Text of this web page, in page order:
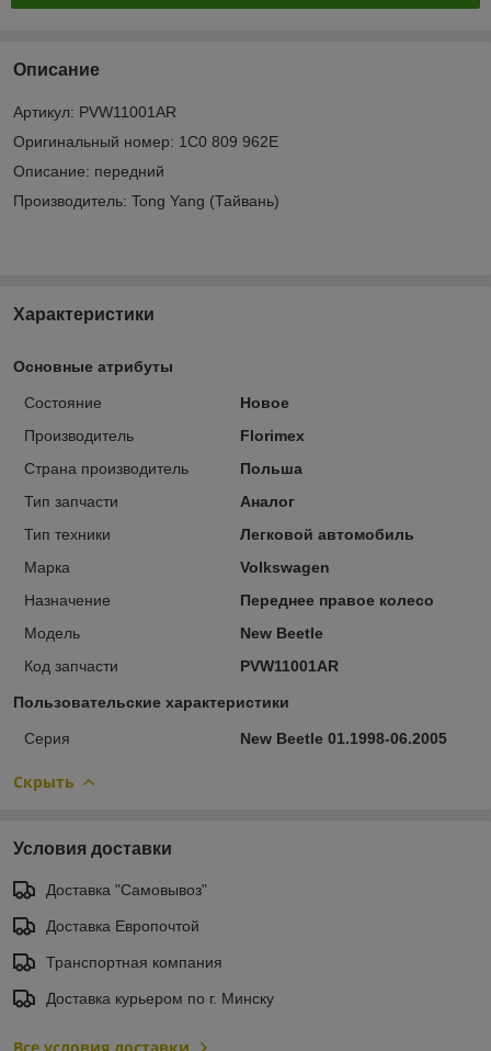
Описание
Артикул: PVW11001AR
Оригинальный номер: 1C0 809 962E
Описание: передний
Производитель: Tong Yang (Тайвань)
Характеристики
Основные атрибуты
Состояние
Новое
Производитель
Florimex
Страна производитель
Польша
Тип запчасти
Аналог
Тип техники
Легковой автомобиль
Марка
Volkswagen
Назначение
Переднее правое колесо
Модель
New Beetle
Код запчасти
PVW11001AR
Пользовательские характеристики
Серия New Beetle 01.1998-06.2005
Скрыть
Условия доставки
Доставка "Самовывоз"
Доставка Европочтой
Транспортная компания
Доставка курьером по г. Минску